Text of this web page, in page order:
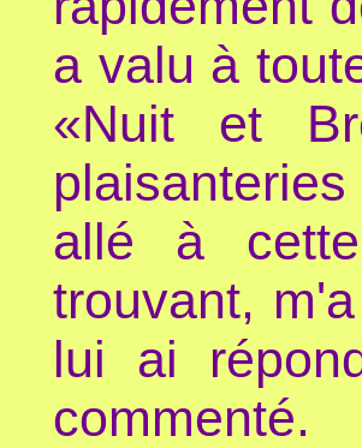
a valu à
«Nuit et
allé à cette
trouvant,
lui ai
commenté.